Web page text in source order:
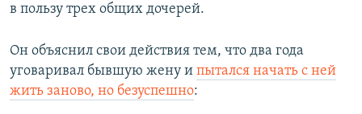
в пользу трех общих дочерей.
Он объяснил свои действия тем, что два года
уговаривал бывшую жену и пытался начать с ней
жить заново, но безуспешно: